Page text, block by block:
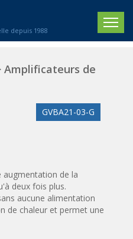
depuis 1988
Étiquetage
de vous conseiller !
553 811
Amplificateurs de
GVBA21-03-G
de la
deux fois plus.
aucune alimentation
de chaleur et permet une